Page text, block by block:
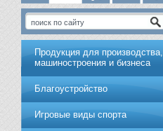
Продукция для производства,
машиностроения и бизнеса
Благоустройство
Игровые виды спорта